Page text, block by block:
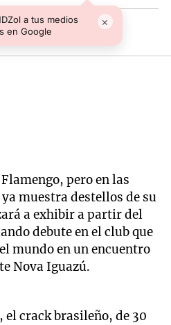
a tus medios
en Google
×
pero en las
muestra destellos de su
a exhibir a partir del
debute en el club que
mundo en un encuentro
Nova Iguazú.
el crack brasileño, de 30